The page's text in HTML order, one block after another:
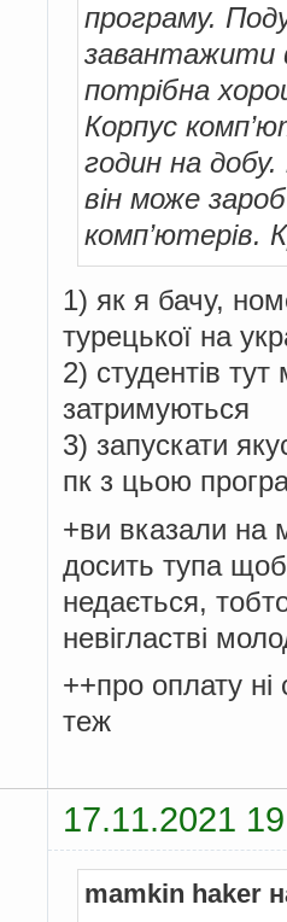
програму.
завантажити
потрібна
Корпус
годин на
він може
комп’ютерів.
1) як я бачу,
турецької на
2) студентів
затримуються
3) запускати
пк з цьою
+ви вказали на
досить тупа
недається,
невігластві
++про оплату
теж
17.11.2021
mamkin haker